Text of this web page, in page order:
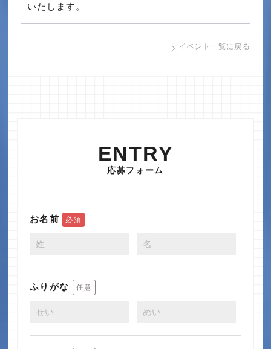
いたします。
イベント一覧に戻る
ENTRY
応募フォーム
お名前 必須
ふりがな 任意